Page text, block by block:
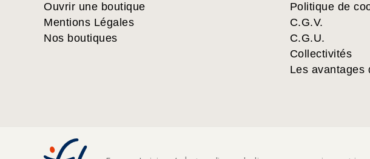
Ouvrir une boutique
Mentions Légales
Nos boutiques
Politique de
C.G.V.
C.G.U.
Collectivités
Les avantages